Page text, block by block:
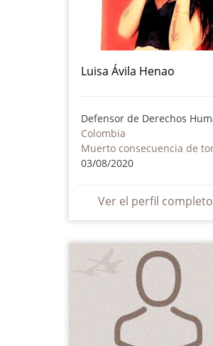
Luisa Ávila Henao
Colombia
03/08/2020
Ver el perfil completo